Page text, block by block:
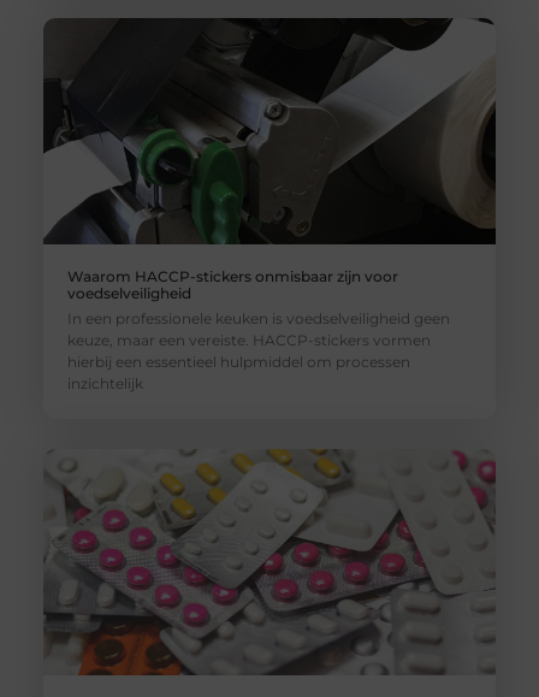
Waarom HACCP-stickers onmisbaar zijn voor
voedselveiligheid
In een professionele keuken is voedselveiligheid geen
keuze, maar een vereiste. HACCP-stickers vormen
hierbij een essentieel hulpmiddel om processen
inzichtelijk